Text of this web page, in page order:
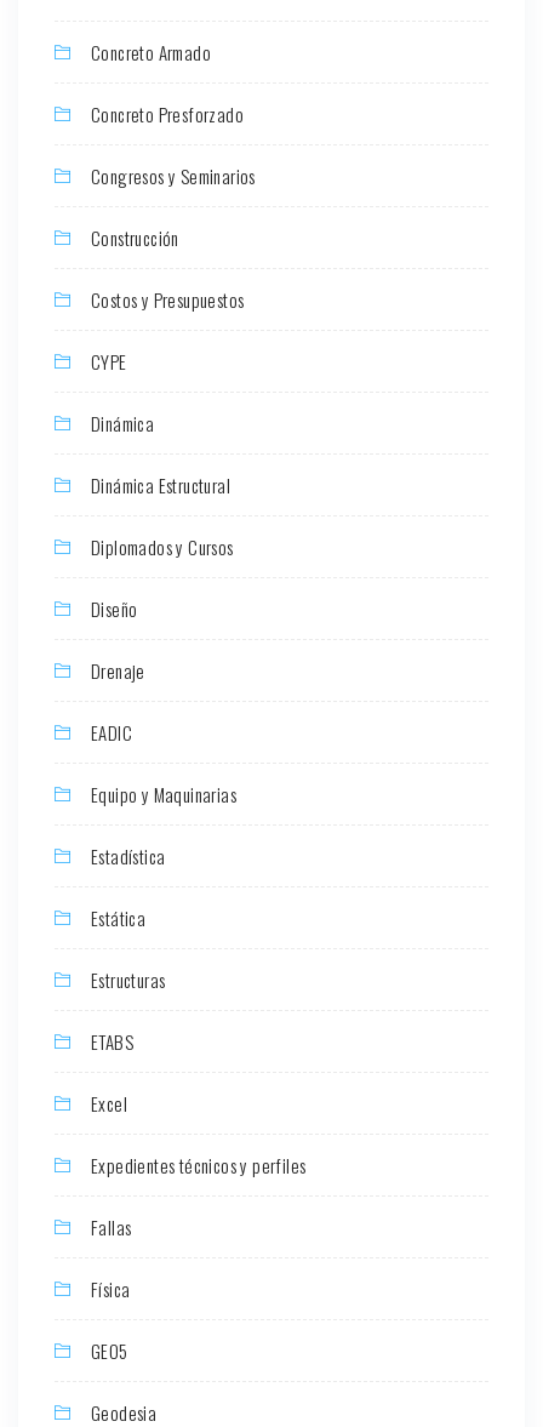
Concreto Armado
Concreto Presforzado
Congresos y Seminarios
Construcción
Costos y Presupuestos
CYPE
Dinámica
Dinámica Estructural
Diplomados y Cursos
Diseño
Drenaje
EADIC
Equipo y Maquinarias
Estadística
Estática
Estructuras
ETABS
Excel
Expedientes técnicos y perfiles
Fallas
Física
GEO5
Geodesia